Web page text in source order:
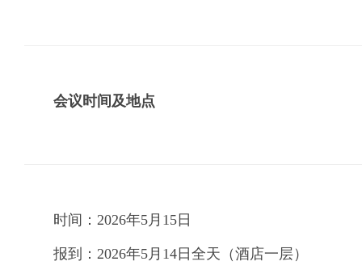
会议时间及地点
时间：2026年5月15日
报到：2026年5月14日全天（酒店一层）